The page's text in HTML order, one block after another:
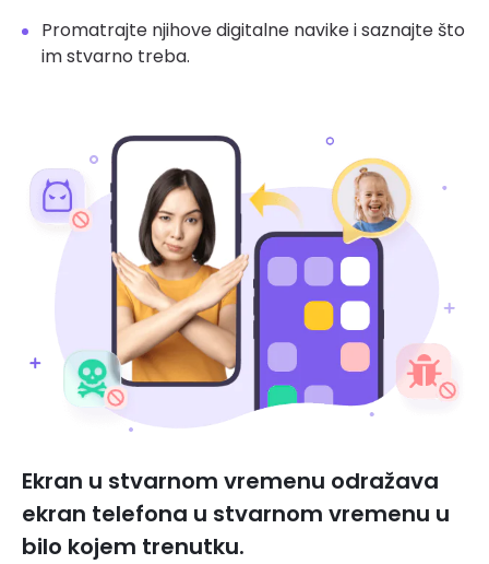
Promatrajte njihove digitalne navike i saznajte što
im stvarno treba.
Ekran u stvarnom vremenu odražava
ekran telefona u stvarnom vremenu u
bilo kojem trenutku.